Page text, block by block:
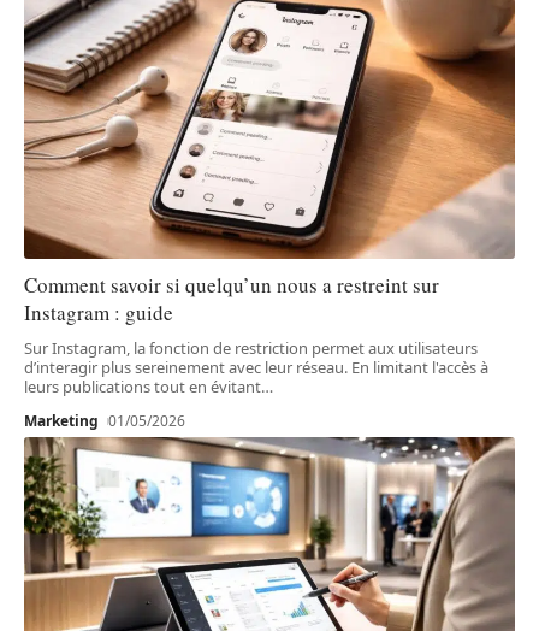
Comment savoir si quelqu’un nous a restreint sur
Instagram : guide
Sur Instagram, la fonction de restriction permet aux utilisateurs
d’interagir plus sereinement avec leur réseau. En limitant l'accès à
leurs publications tout en évitant…
Marketing 01/05/2026